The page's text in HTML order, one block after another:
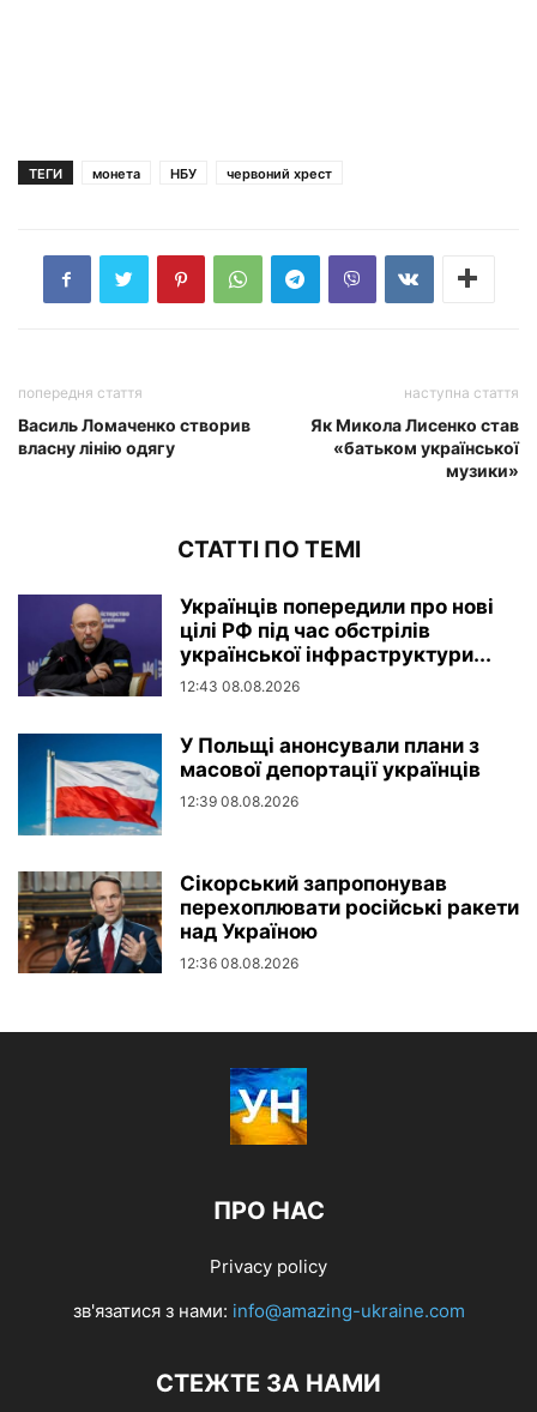
ТЕГИ монета НБУ червоний хрест
попередня стаття
Василь Ломаченко створив
власну лінію одягу
наступна стаття
Як Микола Лисенко став
«батьком української
музики»
СТАТТІ ПО ТЕМІ
Українців попередили про нові
цілі РФ під час обстрілів
української інфраструктури...
12:43 08.08.2026
У Польщі анонсували плани з
масової депортації українців
12:39 08.08.2026
Сікорський запропонував
перехоплювати російські ракети
над Україною
12:36 08.08.2026
ПРО НАС
Privacy policy
зв'язатися з нами: info@amazing-ukraine.com
СТЕЖТЕ ЗА НАМИ